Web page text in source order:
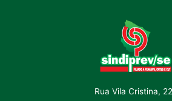
Rua Vila Cristina,